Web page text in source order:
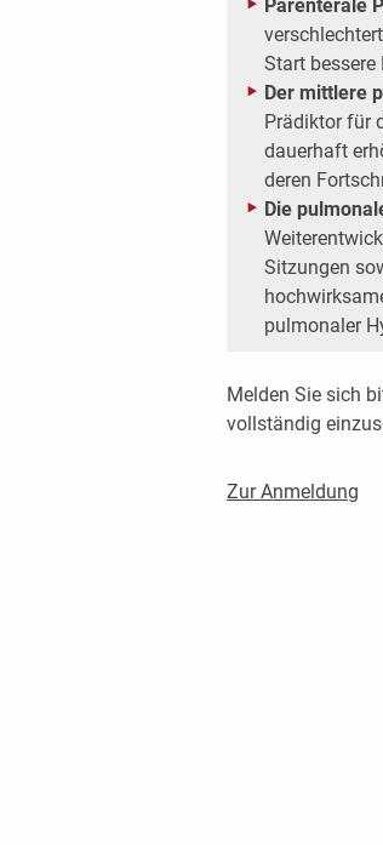
Parenterale
Start bessere
Der mittlere
Prädiktor für
dauerhaft
deren
Die
Sitzungen
pulmonaler
Melden Sie sich
vollständig
Zur Anmeldung